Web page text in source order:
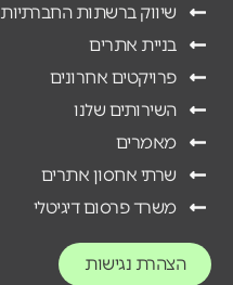
שיווק ברשתות החברתיות
בניית אתרים
פרויקטים אחרונים
השירותים שלנו
מאמרים
שרתי אחסון אתרים
משרד פרסום דיגיטלי
הצהרת נגישות